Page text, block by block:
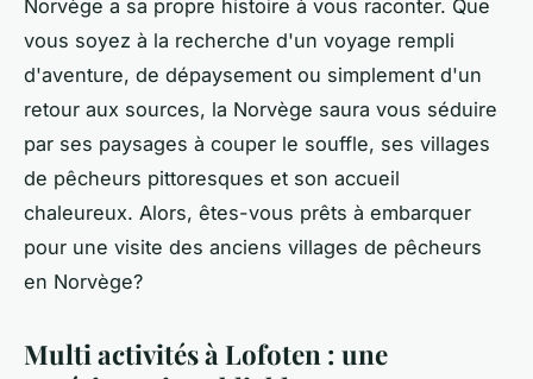
Norvège a sa propre histoire à vous raconter. Que
vous soyez à la recherche d'un voyage rempli
d'aventure, de dépaysement ou simplement d'un
retour aux sources, la Norvège saura vous séduire
par ses paysages à couper le souffle, ses villages
de pêcheurs pittoresques et son accueil
chaleureux. Alors, êtes-vous prêts à embarquer
pour une visite des anciens villages de pêcheurs
en Norvège?
Multi activités à Lofoten : une